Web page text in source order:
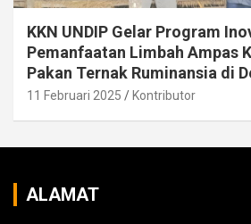
KKN UNDIP Gelar Program
Pemanfaatan Limbah Ampas
Pakan Ternak Ruminansia di
11 Februari 2025 Kontributor
ALAMAT